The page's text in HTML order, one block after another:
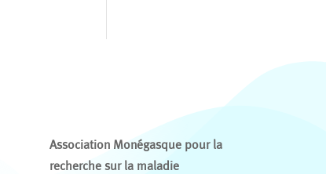
Association Monégasque pour la
recherche sur la maladie